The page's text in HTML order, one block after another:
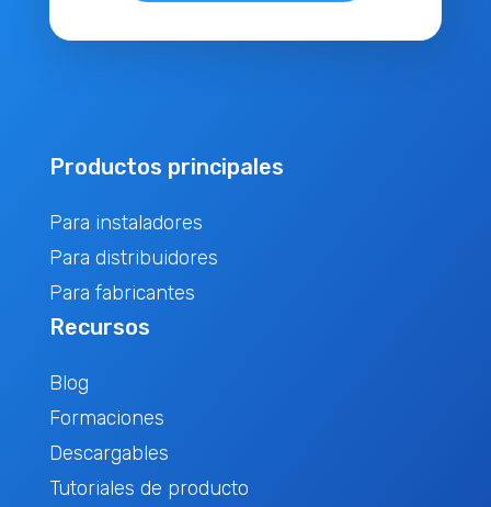
Productos principales
Para instaladores
Para distribuidores
Para fabricantes
Recursos
Blog
Formaciones
Descargables
Tutoriales de producto